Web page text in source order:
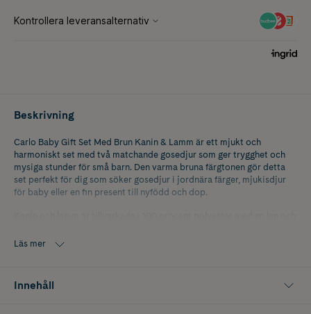
Beskrivning
Carlo Baby Gift Set Med Brun Kanin & Lamm är ett mjukt och
harmoniskt set med två matchande gosedjur som ger trygghet och
mysiga stunder för små barn. Den varma bruna färgtonen gör detta
set perfekt för dig som söker gosedjur i jordnära färger, mjukisdjur
för baby eller en fin present till nyfödd och dop.
att ta med i barnvagn, säng eller på resa och blir snabbt en trygg
Innehåller 1 st
Läs mer
Innehåll